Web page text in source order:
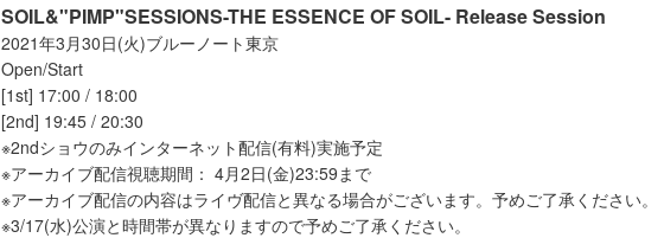
SOIL&"PIMP"SESSIONS-THE ESSENCE OF SOIL- Release Session
2021年3月30日(火)ブルーノート東京
Open/Start
[1st] 17:00 / 18:00
[2nd] 19:45 / 20:30
※2ndショウのみインターネット配信(有料)実施予定
※アーカイブ配信視聴期間： 4月2日(金)23:59まで
※アーカイブ配信の内容はライヴ配信と異なる場合がございます。予めご了承ください。
※3/17(水)公演と時間帯が異なりますので予めご了承ください。